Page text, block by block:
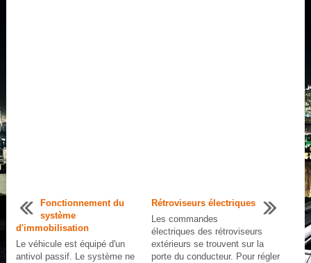
Fonctionnement du
système
d'immobilisation
Le véhicule est équipé d'un
antivol passif. Le système ne
Rétroviseurs électriques
Les commandes
électriques des rétroviseurs
extérieurs se trouvent sur la
porte du conducteur. Pour régler